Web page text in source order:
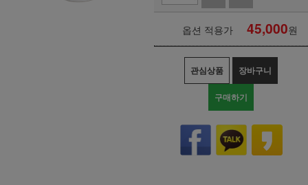
옵션 적용가 45,000원
관심상품 장바구니
구매하기